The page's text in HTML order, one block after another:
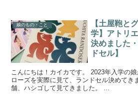
娘のもの・こと
【土屋鞄と
学】アトリ
決めました
ドセル】
こんにちは！カイカです。 2023年入学の
ローズを実際に見て、ランドセル決めてき
舗、ハシゴして見てきました。 ...